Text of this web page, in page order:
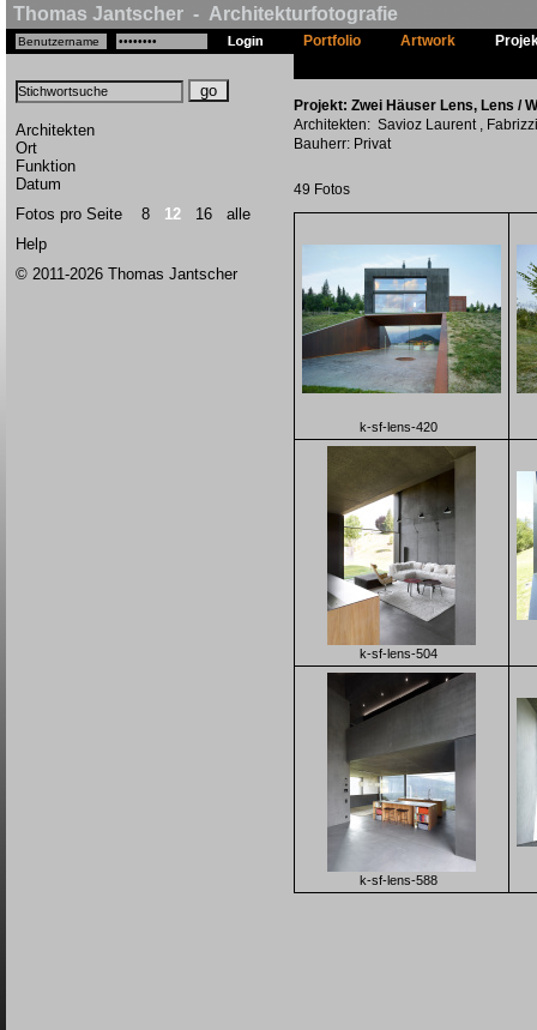
Thomas Jantscher - Architekturfotografie
Architekten
Ort
Funktion
Datum
Fotos pro Seite 8 12 16
alle
Help
© 2011-2026 Thomas Jantscher
Portfolio Artwork
Projekt: Zwei Häuser Lens, Lens /
Architekten: Savioz Laurent ,
Bauherr: Privat
49 Fotos
k-sf-lens-420
k-sf-lens-504
k-sf-lens-588